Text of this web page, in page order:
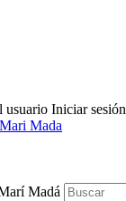
Iniciar sesión